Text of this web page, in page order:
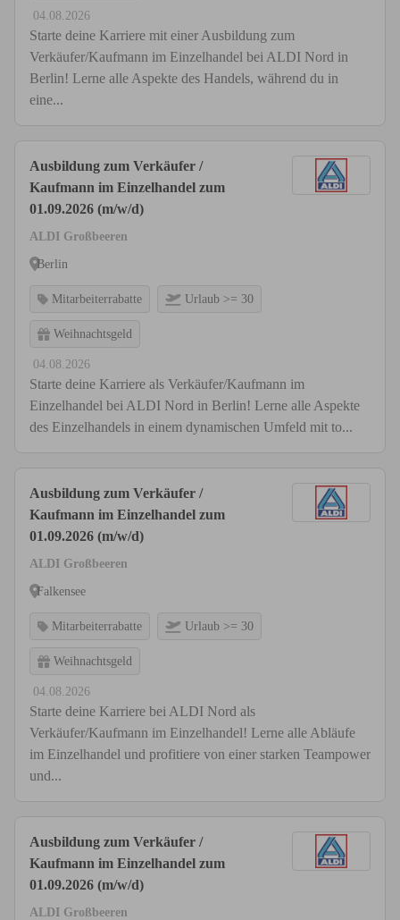
04.08.2026
Starte deine Karriere mit einer Ausbildung zum
Verkäufer/Kaufmann im Einzelhandel bei ALDI Nord in
Berlin! Lerne alle Aspekte des Handels, während du in
eine...
Ausbildung zum Verkäufer /
Kaufmann im Einzelhandel zum
01.09.2026 (m/w/d)
ALDI Großbeeren
Berlin
Mitarbeiterrabatte Urlaub >= 30
Weihnachtsgeld
04.08.2026
Starte deine Karriere als Verkäufer/Kaufmann im
Einzelhandel bei ALDI Nord in Berlin! Lerne alle Aspekte
des Einzelhandels in einem dynamischen Umfeld mit to...
Ausbildung zum Verkäufer /
Kaufmann im Einzelhandel zum
01.09.2026 (m/w/d)
ALDI Großbeeren
Falkensee
Mitarbeiterrabatte Urlaub >= 30
Weihnachtsgeld
04.08.2026
Starte deine Karriere bei ALDI Nord als
Verkäufer/Kaufmann im Einzelhandel! Lerne alle Abläufe
im Einzelhandel und profitiere von einer starken Teampower
und...
Ausbildung zum Verkäufer /
Kaufmann im Einzelhandel zum
01.09.2026 (m/w/d)
ALDI Großbeeren